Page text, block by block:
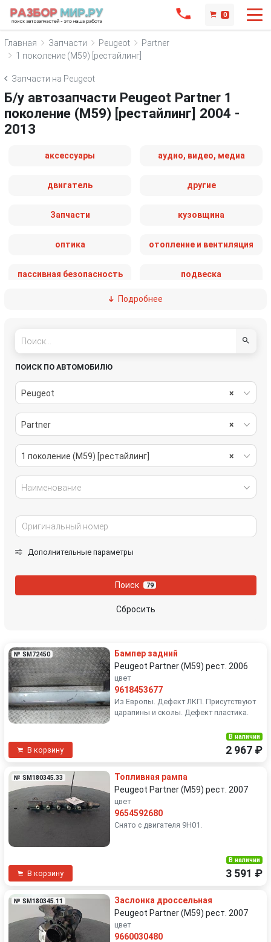
0
Главная Запчасти Peugeot
Partner
1 поколение (M59) [рестайлинг]
Запчасти на Peugeot
Б/у автозапчасти Peugeot Partner 1
поколение (M59) [рестайлинг] 2004 -
2013
аксессуары аудио, видео, медиа
двигатель другие
Запчасти кузовщина
оптика отопление и вентиляция
пассивная безопасность подвеска
система охлаждения
тормозная система
электрика
Подробнее
ПОИСК ПО АВТОМОБИЛЮ
×
Peugeot
×
Partner
×
1 поколение (M59) [рестайлинг]
Наименование
Дополнительные параметры
Поиск 79
Сбросить
№ SM72450
Бампер задний
Peugeot Partner (M59) рест. 2006
цвет
9618453677
Из Европы. Дефект ЛКП. Присутствуют
царапины и сколы. Дефект пластика.
В корзину
В наличии
2 967 ₽
№ SM180345.33
Топливная рампа
Peugeot Partner (M59) рест. 2007
цвет
9654592680
Снято с двигателя 9H01.
В корзину
В наличии
3 591 ₽
№ SM180345.11
Заслонка дроссельная
Peugeot Partner (M59) рест. 2007
цвет
9660030480